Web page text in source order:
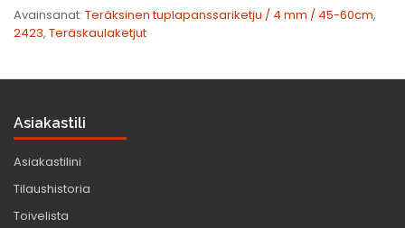
Avainsanat: Teräksinen tuplapanssariketju / 4 mm / 45-60cm,
2423, Teräskaulaketjut
Asiakastili
Asiakastilini
Tilaushistoria
Toivelista